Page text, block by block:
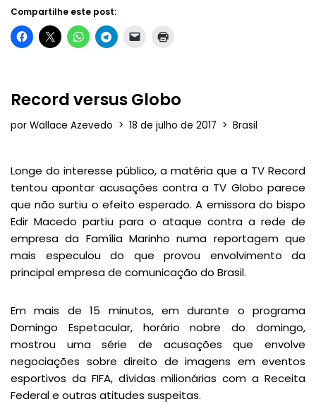
Compartilhe este post:
Record versus Globo
por Wallace Azevedo 18 de julho de 2017 Brasil
Longe do interesse público, a matéria que a TV Record
tentou apontar acusações contra a TV Globo parece
que não surtiu o efeito esperado. A emissora do bispo
Edir Macedo partiu para o ataque contra a rede de
empresa da Família Marinho numa reportagem que
mais especulou do que provou envolvimento da
principal empresa de comunicação do Brasil.
Em mais de 15 minutos, em durante o programa
Domingo Espetacular, horário nobre do domingo,
mostrou uma série de acusações que envolve
negociações sobre direito de imagens em eventos
esportivos da FIFA, dívidas milionárias com a Receita
Federal e outras atitudes suspeitas.